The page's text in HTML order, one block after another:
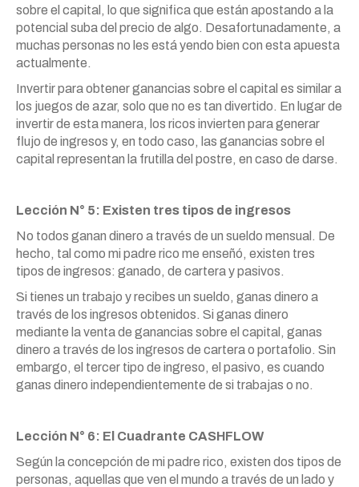
sobre el capital, lo que significa que están apostando a la
potencial suba del precio de algo. Desafortunadamente, a
muchas personas no les está yendo bien con esta apuesta
actualmente.
Invertir para obtener ganancias sobre el capital es similar a
los juegos de azar, solo que no es tan divertido. En lugar de
invertir de esta manera, los ricos invierten para generar
flujo de ingresos y, en todo caso, las ganancias sobre el
capital representan la frutilla del postre, en caso de darse.
Lección N° 5: Existen tres tipos de ingresos
No todos ganan dinero a través de un sueldo mensual. De
hecho, tal como mi padre rico me enseñó, existen tres
tipos de ingresos: ganado, de cartera y pasivos.
Si tienes un trabajo y recibes un sueldo, ganas dinero a
través de los ingresos obtenidos. Si ganas dinero
mediante la venta de ganancias sobre el capital, ganas
dinero a través de los ingresos de cartera o portafolio. Sin
embargo, el tercer tipo de ingreso, el pasivo, es cuando
ganas dinero independientemente de si trabajas o no.
Lección N° 6: El Cuadrante CASHFLOW
Según la concepción de mi padre rico, existen dos tipos de
personas, aquellas que ven el mundo a través de un lado y